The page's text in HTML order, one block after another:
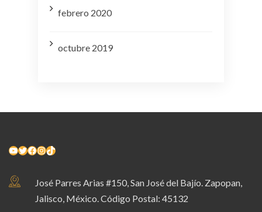
febrero 2020
octubre 2019
YouTube Twitter Facebook InstagramTikTok
José Parres Arias #150, San José del Bajío. Zapopan,
Jalisco, México. Código Postal: 45132